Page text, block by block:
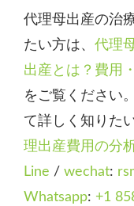
代理母出産の治
たい方は、 代理
出産とは？費用
をご覧ください
て詳しく知りた
理出産費用の分
Line / wechat:
Whatsapp: +1